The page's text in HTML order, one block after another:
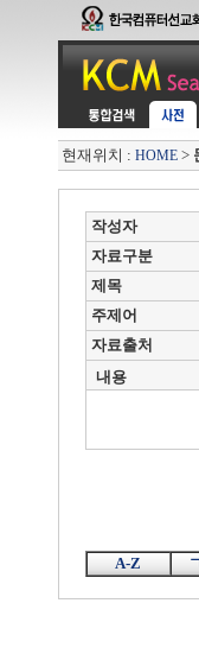
현재위치 : HOME >
작성자
자료구분
제목
주제어
자료출처
내용
A-Z